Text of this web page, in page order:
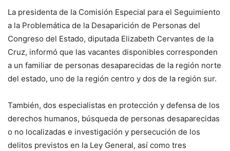
La presidenta de la Comisión Especial para el Seguimiento
a la Problemática de la Desaparición de Personas del
Congreso del Estado, diputada Elizabeth Cervantes de la
Cruz, informó que las vacantes disponibles corresponden
a un familiar de personas desaparecidas de la región norte
del estado, uno de la región centro y dos de la región sur.
También, dos especialistas en protección y defensa de los
derechos humanos, búsqueda de personas desaparecidas
o no localizadas e investigación y persecución de los
delitos previstos en la Ley General, así como tres